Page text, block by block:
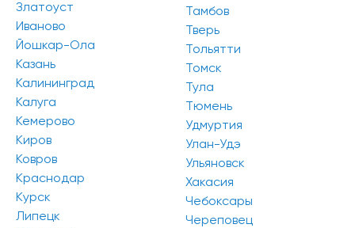
Апартаменты новой сетиAvenir
районах города. ГК ПСК инвестирует в их
строительство 4 млрд рублей, сообщает
«Фонтанка.ру»
Все три объекта будут предлагать клиентам вариант
долгосрочного и краткосрочного размещения.
Управлением объектов будет заниматься единая УК
гостиничного типа
PSK Invest, которую специально
для своих объектов создала компания ПСК.
Златоуст
Иваново
Йошкар-Ола
Казань
Калининград
Калуга
Кемерово
Киров
Ковров
Краснодар
Курск
Липецк
Тамбов
Тверь
Тольятти
Томск
Тула
Тюмень
Удмуртия
Улан-Удэ
Ульяновск
Хакасия
Чебоксары
Череповец